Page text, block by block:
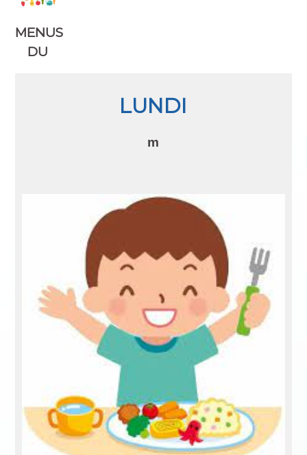
MENUS
DU
LUNDI
m